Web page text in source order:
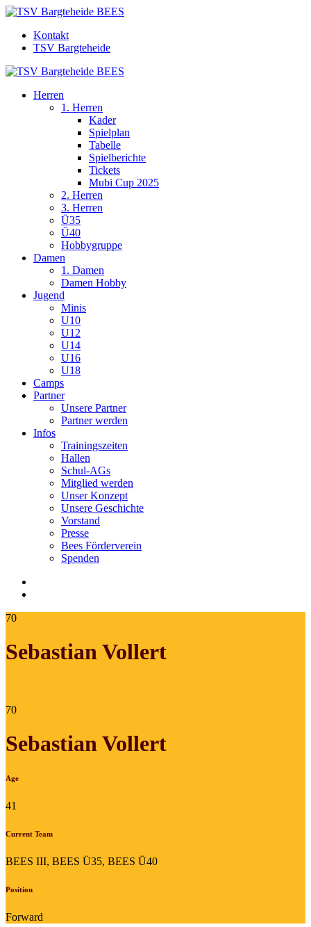
Kontakt
TSV Bargteheide
Herren
1. Herren
Kader
Spielplan
Tabelle
Spielberichte
Tickets
Mubi Cup 2025
2. Herren
3. Herren
Ü35
Ü40
Hobbygruppe
Damen
1. Damen
Damen Hobby
Jugend
Minis
U10
U12
U14
U16
U18
Camps
Partner
Unsere Partner
Partner werden
Infos
Trainingszeiten
Hallen
Schul-AGs
Mitglied werden
Unser Konzept
Unsere Geschichte
Vorstand
Presse
Bees Förderverein
Spenden
70
Sebastian Vollert
70
Sebastian Vollert
Age
41
Current Team
BEES III, BEES Ü35, BEES Ü40
Position
Forward